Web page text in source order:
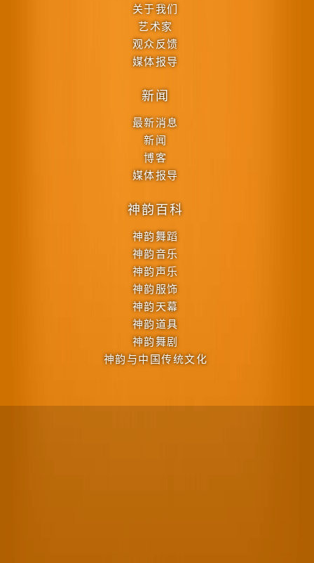
关于我们
艺术家
观众反馈
媒体报导
新闻
最新消息
新闻
博客
媒体报导
神韵百科
神韵舞蹈
神韵音乐
神韵声乐
神韵服饰
神韵天幕
神韵道具
神韵舞剧
神韵与中国传统文化